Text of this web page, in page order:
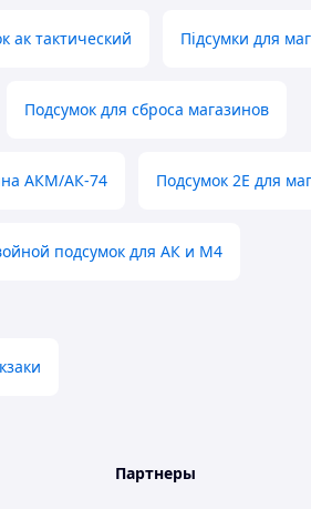
ак тактический Підсумки для
Подсумок для сброса магазинов
АКМ/АК-74 Подсумок 2E для
подсумок для АК и М4
Партнеры